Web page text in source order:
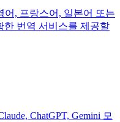
어, 프랑스어, 일본어 또는
한 번역 서비스를 제공할
ChatGPT, Gemini 모